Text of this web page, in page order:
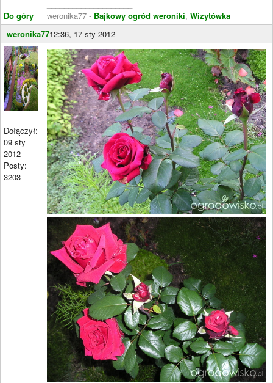
Do góry
weronika77 - Bajkowy ogród weroniki, Wizytówka
weronika7712:36, 17 sty 2012
Dołączył:
09 sty
2012
Posty:
3203